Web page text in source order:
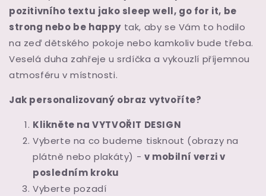
pozitivního textu jako sleep well, go for it, be
strong nebo be happy tak, aby se Vám to hodilo
na zeď dětského pokoje nebo kamkoliv bude třeba.
Veselá duha zahřeje u srdíčka a vykouzlí příjemnou
atmosféru v místnosti.
Jak personalizovaný obraz vytvoříte?
Klikněte na VYTVOŘIT DESIGN
Vyberte na co budeme tisknout (obrazy na
plátně nebo plakáty) - v mobilní verzi v
posledním kroku
Vyberte pozadí